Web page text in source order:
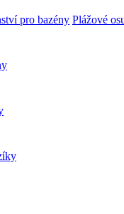
pro bazény Plážové